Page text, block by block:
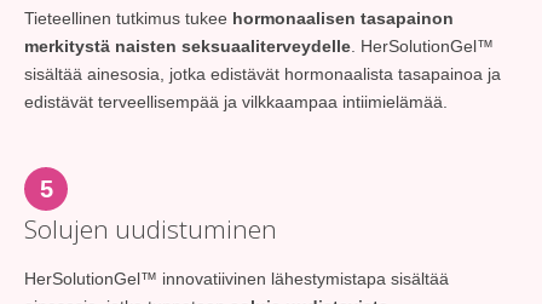
Tieteellinen tutkimus tukee hormonaalisen tasapainon
merkitystä naisten seksuaaliterveydelle . HerSolutionGel™
sisältää ainesosia, jotka edistävät hormonaalista tasapainoa ja
edistävät terveellisempää ja vilkkaampaa intiimielämää.
5
Solujen uudistuminen
HerSolutionGel™ innovatiivinen lähestymistapa sisältää